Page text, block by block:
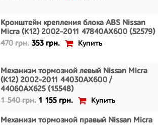
Кронштейн крепления блока ABS Nissan
Micra (K12) 2002-2011 47840AX600 (52579)
470 грн. 353 грн. Купить
Механизм тормозной левый Nissan Micra
(K12) 2002-2011 44030AX600 /
44060AX625 (15548)
1 540 грн. 1 155 грн. Купить
Механизм тормозной правый Nissan Micra